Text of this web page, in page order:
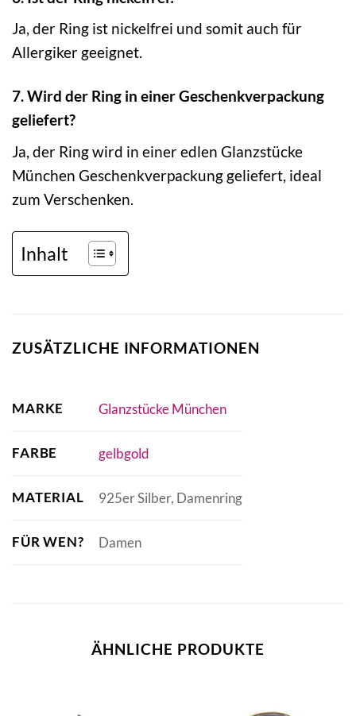
Ja, der Ring ist nickelfrei und somit auch für
Allergiker geeignet.
7. Wird der Ring in einer Geschenkverpackung
geliefert?
Ja, der Ring wird in einer edlen Glanzstücke
München Geschenkverpackung geliefert, ideal
zum Verschenken.
Inhalt
ZUSÄTZLICHE INFORMATIONEN
MARKE Glanzstücke München
FARBE gelbgold
MATERIAL 925er Silber, Damenring
FÜR WEN? Damen
ÄHNLICHE PRODUKTE